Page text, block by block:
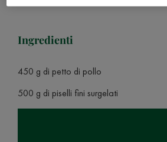
Ingredienti
450 g di petto di pollo
500 g di piselli fini surgelati